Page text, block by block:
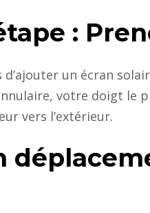
:
d’ajouter un écran
votre doigt
vers l’extérieur.